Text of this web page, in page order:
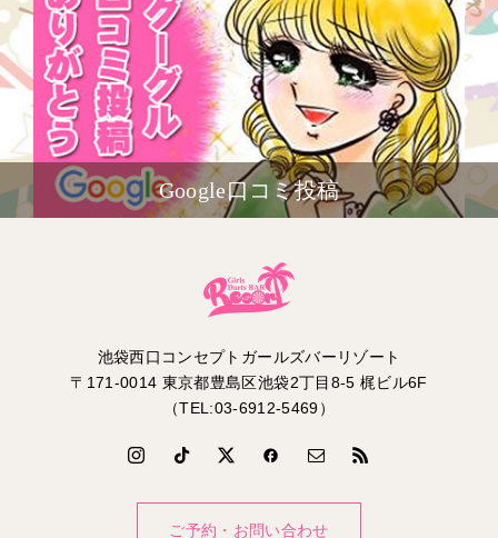
Google口コミ投稿
池袋西口コンセプトガールズバーリゾート
〒171-0014 東京都豊島区池袋2丁目8-5 梶ビル6F
（TEL:03-6912-5469）
ご予約・お問い合わせ